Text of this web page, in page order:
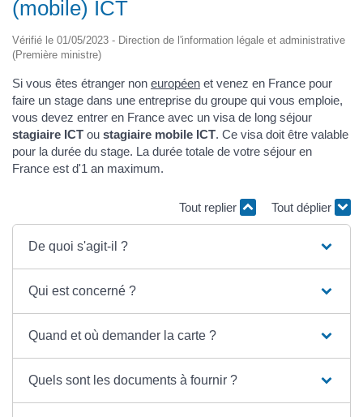
(mobile) ICT
Vérifié le 01/05/2023 - Direction de l'information légale et administrative
(Première ministre)
Si vous êtes étranger non européen et venez en France pour
faire un stage dans une entreprise du groupe qui vous emploie,
vous devez entrer en France avec un visa de long séjour
stagiaire ICT ou stagiaire mobile ICT. Ce visa doit être valable
pour la durée du stage. La durée totale de votre séjour en
France est d'1 an maximum.
Tout replier Tout déplier
De quoi s'agit-il ?
Qui est concerné ?
Quand et où demander la carte ?
Quels sont les documents à fournir ?